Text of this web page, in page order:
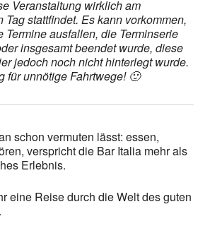
Veranstaltung wirklich am
Tag stattfindet. Es kann vorkommen,
Termine ausfallen, die Terminserie
insgesamt beendet wurde, diese
jedoch noch nicht hinterlegt wurde.
für unnötige Fahrtwege! 🙂
schon vermuten lässt: essen,
verspricht die Bar Italia mehr als
Erlebnis.
eine Reise durch die Welt des guten